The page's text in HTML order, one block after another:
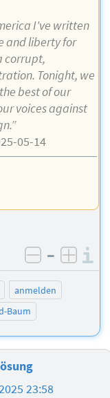
I've written
and liberty for
corrupt,
Tonight, we
best of our
voices against
05-14
negativ
–
anmelden
Baum
23:58